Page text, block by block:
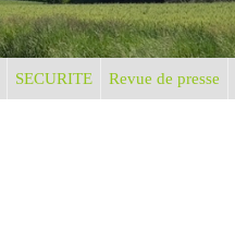
SECURITE Revue de presse